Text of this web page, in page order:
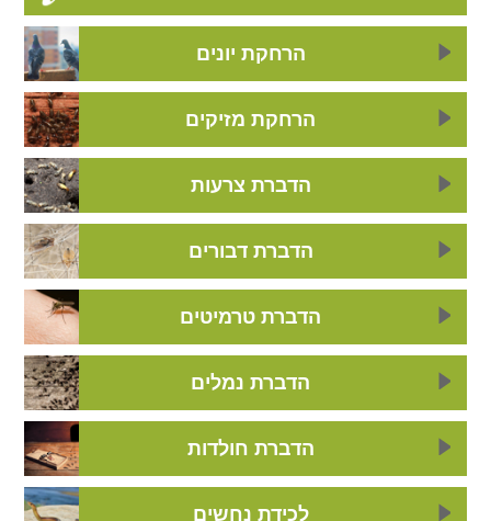
הרחקת יונים
הרחקת מזיקים
הדברת צרעות
הדברת דבורים
הדברת טרמיטים
הדברת נמלים
הדברת חולדות
לכידת נחשים